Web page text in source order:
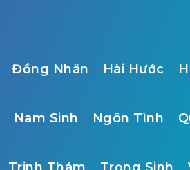
Đồng Nhân Hài Hước
Nam Sinh Ngôn Tình